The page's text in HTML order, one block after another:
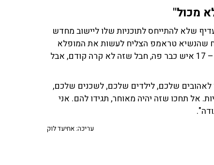
מכול"
שלא להתייחס לתוכניות שלו ליישוב מחדש
שהנשיא טראמפ הצליח לעשות את המופלא
מכול. הוא הצליח להביא לפה מתווה להצלת אנשים. עובדה – 17 איש כבר פה, חבל שזה לא קרה קודם, אבל
לאהובים שלכם, לילדים שלכם, לשכנים שלכם,
אל תחכו שזה יהיה מאוחר, תגידו להם. אני
עריכה: אחיעד לוק